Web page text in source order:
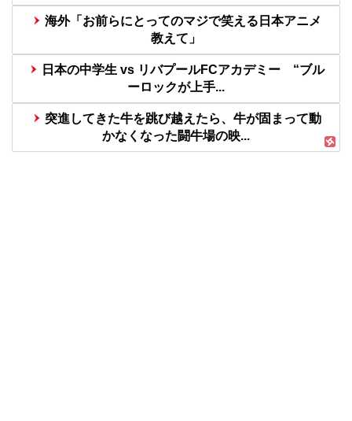
海外「お前らにとってのマジで笑える日本アニメ
教えて」
日本の中学生 vs リバプールFCアカデミー “ブル
ーロックが上手...
突進してきた牛を跳び越えたら、牛が固まって動
かなくなった闘牛場の映...